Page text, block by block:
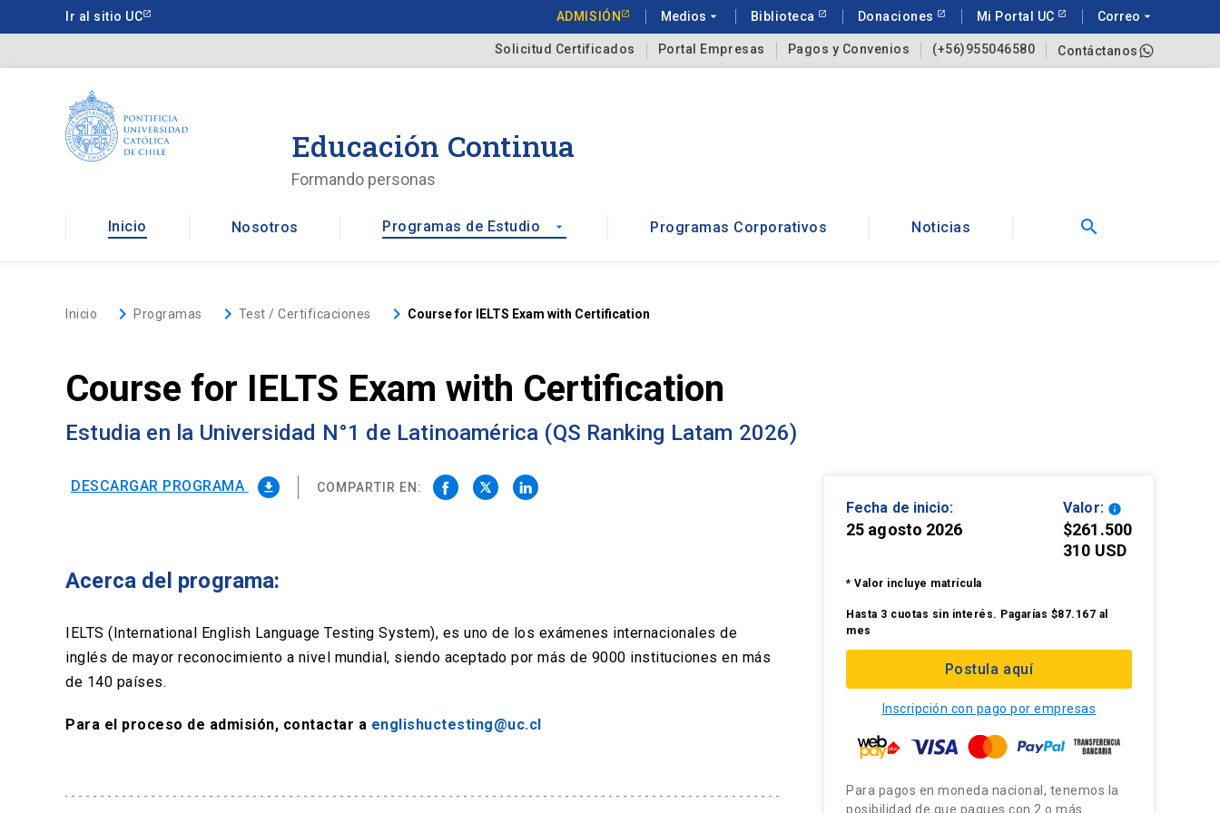
a
Ir al sitio UC ADMISIÓN Medios arrow_drop_down Biblioteca Donaciones Mi Portal UC Correo arrow_drop_down
Solicitud Certificados Portal Empresas Pagos y Convenios (+56)955046580 Contáctanos
Educación Continua
Formando personas
Inicio Nosotros Programas de Estudio arrow_drop_down Programas Corporativos Noticias search
Inicio keyboard_arrow_rightProgramas keyboard_arrow_right Test / Certificaciones keyboard_arrow_right Course for IELTS Exam with Certification
Course for IELTS Exam with Certification
Estudia en la Universidad N°1 de Latinoamérica (QS Ranking Latam 2026)
DESCARGAR PROGRAMA file_download COMPARTIR EN:
Acerca del programa:
IELTS (International English Language Testing System), es uno de los exámenes internacionales de
inglés de mayor reconocimiento a nivel mundial, siendo aceptado por más de 9000 instituciones en más
de 140 países.
Para el proceso de admisión, contactar a englishuctesting@uc.cl
Fecha de inicio:
25 agosto 2026
Valor: info
$261.500
310 USD
* Valor incluye matrícula
Hasta 3 cuotas sin interés. Pagarías $87.167 al
mes
Postula aquí
Inscripción con pago por empresas
Para pagos en moneda nacional, tenemos la
posibilidad de que pagues con 2 o más